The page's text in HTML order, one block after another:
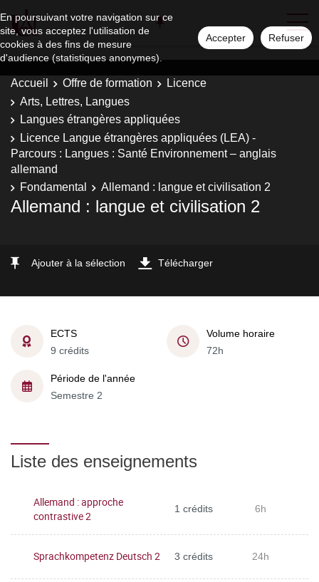
En poursuivant votre navigation sur ce
site, vous acceptez l'utilisation de
cookies à des fins de mesure
d'audience (statistiques anonymes).
Accepter Refuser
Accueil Offre de formation
Licence
Arts, Lettres, Langues
Langues étrangères appliquées
Licence Langue étrangères appliquées (LEA) -
Parcours : Langues : Santé Environnement – anglais
allemand
Fondamental
Allemand : langue et civilisation 2
Allemand : langue et civilisation 2
Ajouter à la sélection Télécharger
ECTS
9 crédits
Volume horaire
72h
Période de l'année
Semestre 2
Liste des enseignements
Allemand : approche
contrastive 2
1 crédits 6h
Sprachkompetenz Deutsch 2 3 crédits 24h